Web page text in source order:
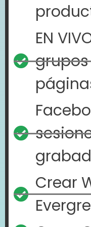
EN
grupos
Crear